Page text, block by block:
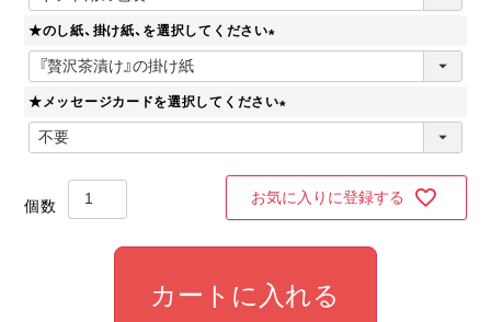
必
須
)
★のし紙、掛け紙、を選択してください
必
須
)
★メッセージカードを選択してください
必
須
)
お気に入りに登録する
カートに入れる